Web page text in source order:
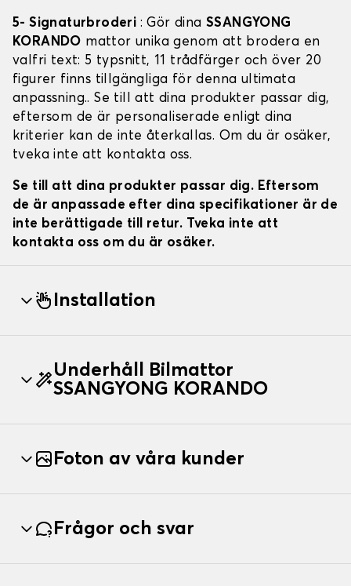
5- Signaturbroderi : Gör dinaSSANGYONG
KORANDO mattor unika genom att brodera en
valfri text: 5 typsnitt, 11 trådfärger och över 20
figurer finns tillgängliga för denna ultimata
anpassning.. Se till att dina produkter passar dig,
eftersom de är personaliserade enligt dina
kriterier kan de inte återkallas. Om du är osäker,
tveka inte att kontakta oss.
Se till att dina produkter passar dig. Eftersom
de är anpassade efter dina specifikationer är de
inte berättigade till retur. Tveka inte att
kontakta oss om du är osäker.
Installation
Underhåll Bilmattor
SSANGYONG KORANDO
Foton av våra kunder
Frågor och svar